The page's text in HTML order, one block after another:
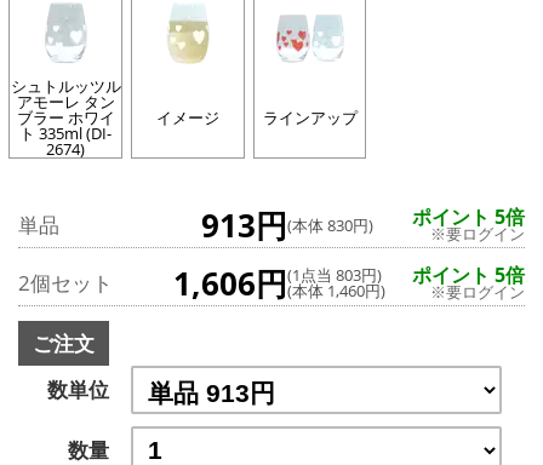
シュトルッツル
アモーレ タン
ブラー ホワイ
ト 335ml (DI-
2674)
イメージ ラインアップ
単品 913円(本体 830円) ポイント 5倍
※要ログイン
2個セット 1,606円(1点当 803円)
(本体 1,460円)
ポイント 5倍
※要ログイン
ご注文
数単位
数量